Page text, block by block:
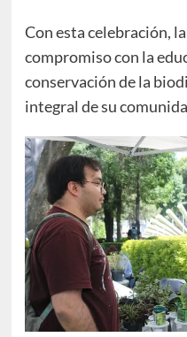
Con esta celebración,
compromiso con la
conservación de la
integral de su